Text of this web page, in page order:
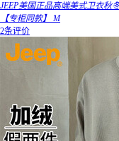
JEEP美国正品高端美式卫衣秋
【专柜同款】 M
2条评价